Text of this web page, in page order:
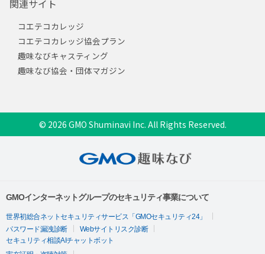
関連サイト
コエテコカレッジ
コエテコカレッジ協会プラン
趣味なびキャスティング
趣味なび協会・団体マガジン
© 2026 GMO Shuminavi Inc. All Rights Reserved.